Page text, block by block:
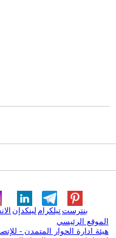
لينكدإن تيلكرامبنترست
الموقع الرئيسي
هيئة ادارة الحوار المتمدن -